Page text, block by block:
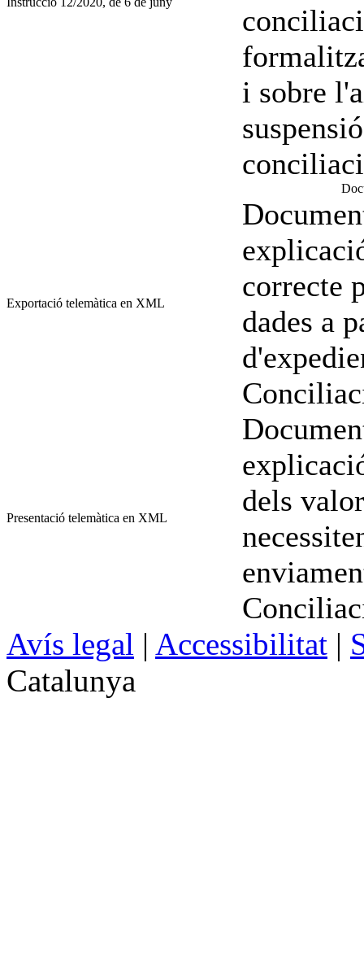
i sobre
Exportació telemàtica en XML
correcte
dades a
Presentació telemàtica en XML
dels
Avís legal | Accessibilitat |
Catalunya